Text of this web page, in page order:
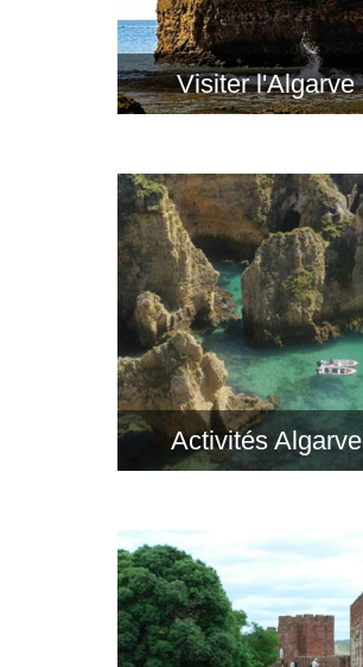
Visiter l'Algarve
Activités Algarve